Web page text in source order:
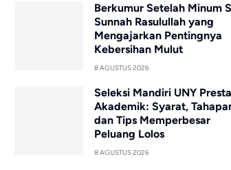
Berkumur Setelah Minum
Sunnah Rasulullah yang
Mengajarkan Pentingnya
Kebersihan Mulut
8 AGUSTUS 2026
Seleksi Mandiri UNY
Akademik: Syarat,
dan Tips Memperbesar
Peluang Lolos
8 AGUSTUS 2026